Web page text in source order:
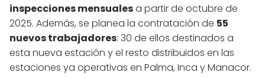
inspecciones mensualesa partir de octubre de
2025. Además, se planea la contratación de 55
nuevos trabajadores: 30 de ellos destinados a
esta nueva estación y el resto distribuidos en las
estaciones ya operativas en Palma, Inca y Manacor.